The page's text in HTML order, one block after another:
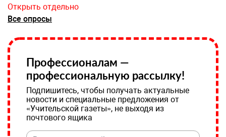
Открыть отдельно
Все опросы
Профессионалам —
профессиональную рассылку!
Подпишитесь, чтобы получать актуальные
новости и специальные предложения от
«Учительской газеты», не выходя из
почтового ящика